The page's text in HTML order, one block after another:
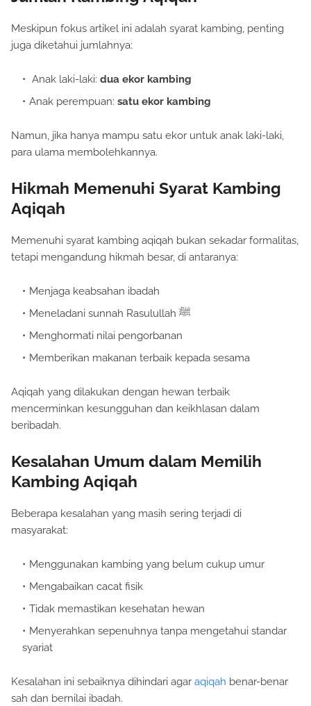
Meskipun fokus artikel ini adalah syarat kambing, penting
juga diketahui jumlahnya:
Anak laki-laki: dua ekor kambing
Anak perempuan: satu ekor kambing
Namun, jika hanya mampu satu ekor untuk anak laki-laki,
para ulama membolehkannya.
Hikmah Memenuhi Syarat Kambing
Aqiqah
Memenuhi syarat kambing aqiqah bukan sekadar formalitas,
tetapi mengandung hikmah besar, di antaranya:
Menjaga keabsahan ibadah
Meneladani sunnah Rasulullah ﷺ
Menghormati nilai pengorbanan
Memberikan makanan terbaik kepada sesama
Aqiqah yang dilakukan dengan hewan terbaik
mencerminkan kesungguhan dan keikhlasan dalam
beribadah.
Kesalahan Umum dalam Memilih
Kambing Aqiqah
Beberapa kesalahan yang masih sering terjadi di
masyarakat:
Menggunakan kambing yang belum cukup umur
Mengabaikan cacat fisik
Tidak memastikan kesehatan hewan
Menyerahkan sepenuhnya tanpa mengetahui standar
syariat
Kesalahan ini sebaiknya dihindari agar aqiqah benar-benar
sah dan bernilai ibadah.